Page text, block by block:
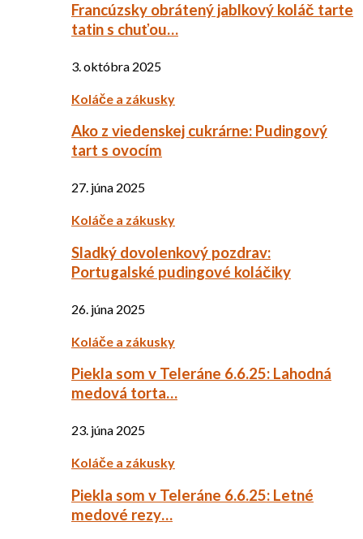
Francúzsky obrátený jablkový koláč tarte
tatin s chuťou…
3. októbra 2025
Koláče a zákusky
Ako z viedenskej cukrárne: Pudingový
tart s ovocím
27. júna 2025
Koláče a zákusky
Sladký dovolenkový pozdrav:
Portugalské pudingové koláčiky
26. júna 2025
Koláče a zákusky
Piekla som v Teleráne 6.6.25: Lahodná
medová torta…
23. júna 2025
Koláče a zákusky
Piekla som v Teleráne 6.6.25: Letné
medové rezy…